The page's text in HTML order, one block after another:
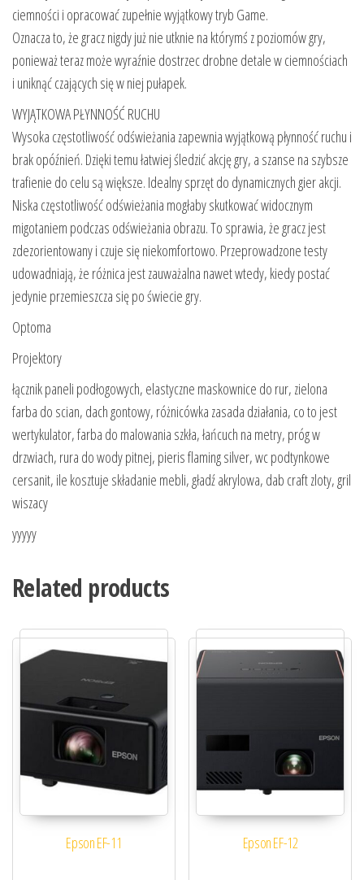
ciemności i opracować zupełnie wyjątkowy tryb Game.
Oznacza to, że gracz nigdy już nie utknie na którymś z poziomów gry,
ponieważ teraz może wyraźnie dostrzec drobne detale w ciemnościach
i uniknąć czających się w niej pułapek.
WYJĄTKOWA PŁYNNOŚĆ RUCHU
Wysoka częstotliwość odświeżania zapewnia wyjątkową płynność ruchu i
brak opóźnień. Dzięki temu łatwiej śledzić akcję gry, a szanse na szybsze
trafienie do celu są większe. Idealny sprzęt do dynamicznych gier akcji.
Niska częstotliwość odświeżania mogłaby skutkować widocznym
migotaniem podczas odświeżania obrazu. To sprawia, że gracz jest
zdezorientowany i czuje się niekomfortowo. Przeprowadzone testy
udowadniają, że różnica jest zauważalna nawet wtedy, kiedy postać
jedynie przemieszcza się po świecie gry.
Optoma
Projektory
łącznik paneli podłogowych, elastyczne maskownice do rur, zielona
farba do scian, dach gontowy, różnicówka zasada działania, co to jest
wertykulator, farba do malowania szkła, łańcuch na metry, próg w
drzwiach, rura do wody pitnej, pieris flaming silver, wc podtynkowe
cersanit, ile kosztuje składanie mebli, gładź akrylowa, dab craft zloty, gril
wiszacy
yyyyy
Related products
Epson EF-11 Epson EF-12